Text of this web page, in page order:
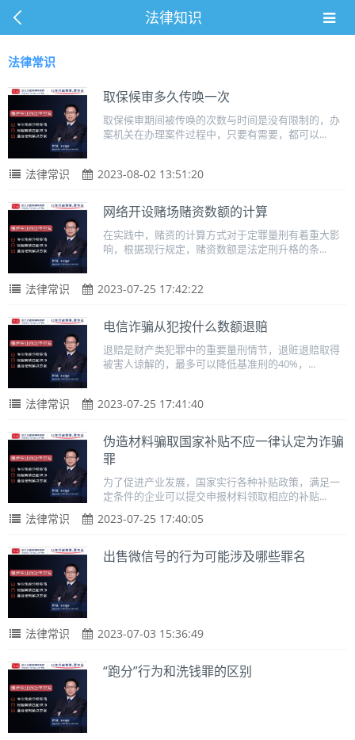
法律知识
法律常识
取保候审多久传唤一次
取保候审期间被传唤的次数与时间是没有限制的，办
案机关在办理案件过程中，只要有需要，都可以...
法律常识 2023-08-02 13:51:20
网络开设赌场赌资数额的计算
在实践中，赌资的计算方式对于定罪量刑有着重大影
响，根据现行规定，赌资数额是法定刑升格的条...
法律常识 2023-07-25 17:42:22
电信诈骗从犯按什么数额退赔
退赔是财产类犯罪中的重要量刑情节，退赃退赔取得
被害人谅解的，最多可以降低基准刑的40%，...
法律常识 2023-07-25 17:41:40
伪造材料骗取国家补贴不应一律认定为诈骗
罪
为了促进产业发展，国家实行各种补贴政策，满足一
定条件的企业可以提交申报材料领取相应的补贴...
法律常识 2023-07-25 17:40:05
出售微信号的行为可能涉及哪些罪名
法律常识 2023-07-03 15:36:49
“跑分”行为和洗钱罪的区别